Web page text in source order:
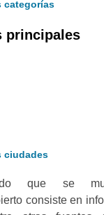
categorías
principales
ciudades
que se
consiste en